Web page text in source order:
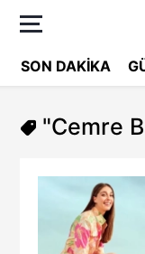
SON DAKIKA
"Cemre